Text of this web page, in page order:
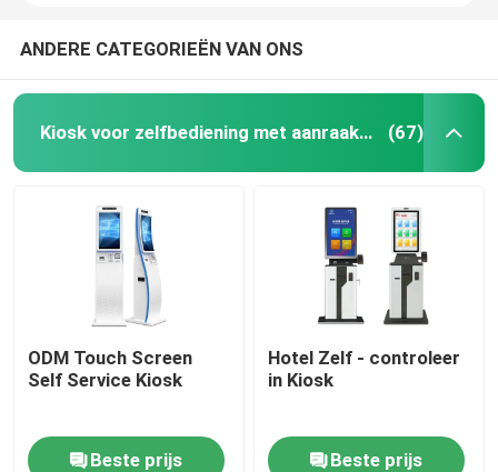
ANDERE CATEGORIEËN VAN ONS
Kiosk voor zelfbediening met aanraakscherm (67)
ODM Touch Screen
Self Service Kiosk
Beste prijs
Hotel Zelf - controleer
in Kiosk
Beste prijs